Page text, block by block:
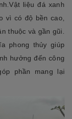
liệu đá xanh
vì có độ bền cao,
thuộc và gần gũi.
phong thủy giúp
hưởng đến công
phần mang lại